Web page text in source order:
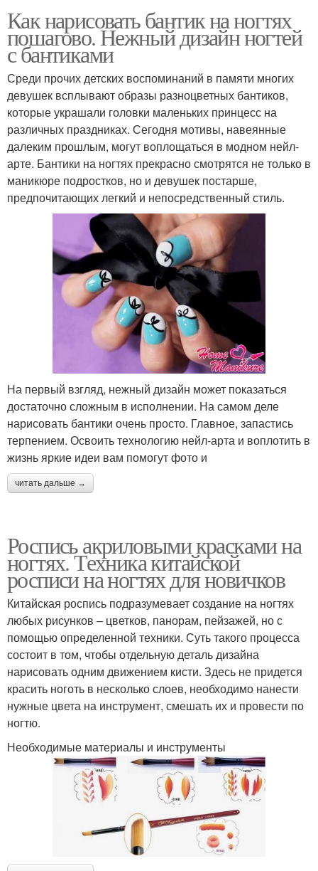
Как нарисовать бантик на ногтях
пошагово. Нежный дизайн ногтей
с бантиками
Среди прочих детских воспоминаний в памяти многих
девушек всплывают образы разноцветных бантиков,
которые украшали головки маленьких принцесс на
различных праздниках. Сегодня мотивы, навеянные
далеким прошлым, могут воплощаться в модном нейл-
арте. Бантики на ногтях прекрасно смотрятся не только в
маникюре подростков, но и девушек постарше,
предпочитающих легкий и непосредственный стиль.
На первый взгляд, нежный дизайн может показаться
достаточно сложным в исполнении. На самом деле
нарисовать бантики очень просто. Главное, запастись
терпением. Освоить технологию нейл-арта и воплотить в
жизнь яркие идеи вам помогут фото и
читать дальше →
Роспись акриловыми красками на
ногтях. Техника китайской
росписи на ногтях для новичков
Китайская роспись подразумевает создание на ногтях
любых рисунков – цветков, панорам, пейзажей, но с
помощью определенной техники. Суть такого процесса
состоит в том, чтобы отдельную деталь дизайна
нарисовать одним движением кисти. Здесь не придется
красить ноготь в несколько слоев, необходимо нанести
нужные цвета на инструмент, смешать их и провести по
ногтю.
Необходимые материалы и инструменты